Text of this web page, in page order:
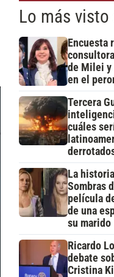
Lo más visto
Encuesta
de Milei y
en el
Tercera
cuáles
La
Sombras
película
de una
su marido
Ricardo
debate
Cristina